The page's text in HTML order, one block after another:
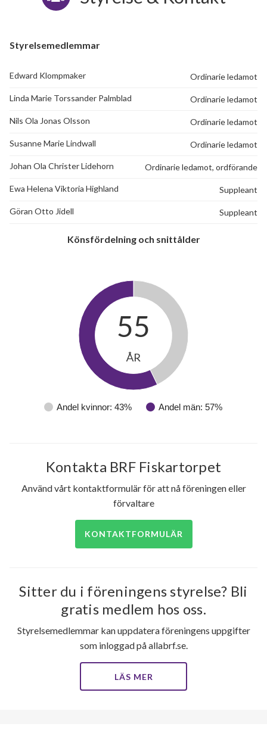
Styrelsemedlemmar
Edward Klompmaker Ordinarie ledamot
Linda Marie Torssander Palmblad Ordinarie ledamot
Nils Ola Jonas Olsson Ordinarie ledamot
Susanne Marie Lindwall Ordinarie ledamot
Johan Ola Christer Lidehorn Ordinarie ledamot, ordförande
Ewa Helena Viktoria Highland Suppleant
Göran Otto Jidell Suppleant
Könsfördelning och snittålder
Andel kvinnor: 43% Andel män: 57%
55
ÅR
Kontakta BRF Fiskartorpet
Använd vårt kontaktformulär för att nå föreningen eller
förvaltare
KONTAKTFORMULÄR
Sitter du i föreningens styrelse? Bli
gratis medlem hos oss.
Styrelsemedlemmar kan uppdatera föreningens uppgifter
som inloggad på allabrf.se.
LÄS MER